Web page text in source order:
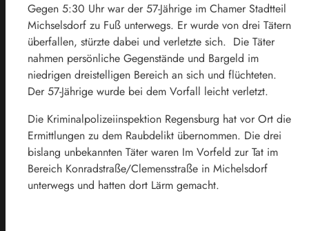
Gegen 5:30 Uhr war der 57-Jährige im Chamer Stadtteil
Michselsdorf zu Fuß unterwegs. Er wurde von drei Tätern
überfallen, stürzte dabei und verletzte sich. Die Täter
nahmen persönliche Gegenstände und Bargeld im
niedrigen dreistelligen Bereich an sich und flüchteten.
Der 57-Jährige wurde bei dem Vorfall leicht verletzt.
Die Kriminalpolizeiinspektion Regensburg hat vor Ort die
Ermittlungen zu dem Raubdelikt übernommen. Die drei
bislang unbekannten Täter waren Im Vorfeld zur Tat im
Bereich Konradstraße/Clemensstraße in Michelsdorf
unterwegs und hatten dort Lärm gemacht.